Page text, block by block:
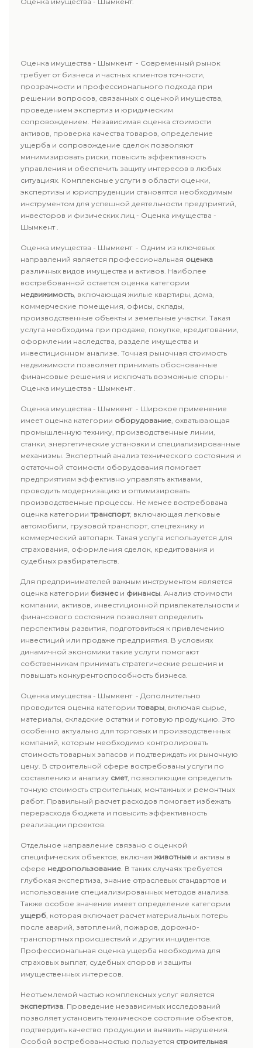
Оценка имущества - Шымкент - Современный рынок
требует от бизнеса и частных клиентов точности,
прозрачности и профессионального подхода при
решении вопросов, связанных с оценкой имущества,
проведением экспертиз и юридическим
сопровождением. Независимая оценка стоимости
активов, проверка качества товаров, определение
ущерба и сопровождение сделок позволяют
минимизировать риски, повысить эффективность
управления и обеспечить защиту интересов в любых
ситуациях. Комплексные услуги в области оценки,
экспертизы и юриспруденции становятся необходимым
инструментом для успешной деятельности предприятий,
инвесторов и физических лиц - Оценка имущества -
Шымкент .
Оценка имущества - Шымкент - Одним из ключевых
направлений является профессиональная оценка
различных видов имущества и активов. Наиболее
востребованной остается оценка категории
недвижимость, включающая жилые квартиры, дома,
коммерческие помещения, офисы, склады,
производственные объекты и земельные участки. Такая
услуга необходима при продаже, покупке, кредитовании,
оформлении наследства, разделе имущества и
инвестиционном анализе. Точная рыночная стоимость
недвижимости позволяет принимать обоснованные
финансовые решения и исключать возможные споры -
Оценка имущества - Шымкент .
Оценка имущества - Шымкент - Широкое применение
имеет оценка категории оборудование, охватывающая
промышленную технику, производственные линии,
станки, энергетические установки и специализированные
механизмы. Экспертный анализ технического состояния и
остаточной стоимости оборудования помогает
предприятиям эффективно управлять активами,
проводить модернизацию и оптимизировать
производственные процессы. Не менее востребована
оценка категориитранспорт, включающая легковые
автомобили, грузовой транспорт, спецтехнику и
коммерческий автопарк. Такая услуга используется для
страхования, оформления сделок, кредитования и
судебных разбирательств.
Для предпринимателей важным инструментом является
оценка категории бизнес и финансы. Анализ стоимости
компании, активов, инвестиционной привлекательности и
финансового состояния позволяет определить
перспективы развития, подготовиться к привлечению
инвестиций или продаже предприятия. В условиях
динамичной экономики такие услуги помогают
собственникам принимать стратегические решения и
повышать конкурентоспособность бизнеса.
Оценка имущества - Шымкент - Дополнительно
проводится оценка категориитовары, включая сырье,
материалы, складские остатки и готовую продукцию. Это
особенно актуально для торговых и производственных
компаний, которым необходимо контролировать
стоимость товарных запасов и подтверждать их рыночную
цену. В строительной сфере востребованы услуги по
составлению и анализу смет, позволяющие определить
точную стоимость строительных, монтажных и ремонтных
работ. Правильный расчет расходов помогает избежать
перерасхода бюджета и повысить эффективность
реализации проектов.
Отдельное направление связано с оценкой
специфических объектов, включаяживотные и активы в
сфере недропользование. В таких случаях требуется
глубокая экспертиза, знание отраслевых стандартов и
использование специализированных методов анализа.
Также особое значение имеет определение категории
ущерб, которая включает расчет материальных потерь
после аварий, затоплений, пожаров, дорожно-
транспортных происшествий и других инцидентов.
Профессиональная оценка ущерба необходима для
страховых выплат, судебных споров и защиты
имущественных интересов.
Неотъемлемой частью комплексных услуг является
экспертиза. Проведение независимых исследований
позволяет установить техническое состояние объектов,
подтвердить качество продукции и выявить нарушения.
Особой востребованностью пользуется строительная